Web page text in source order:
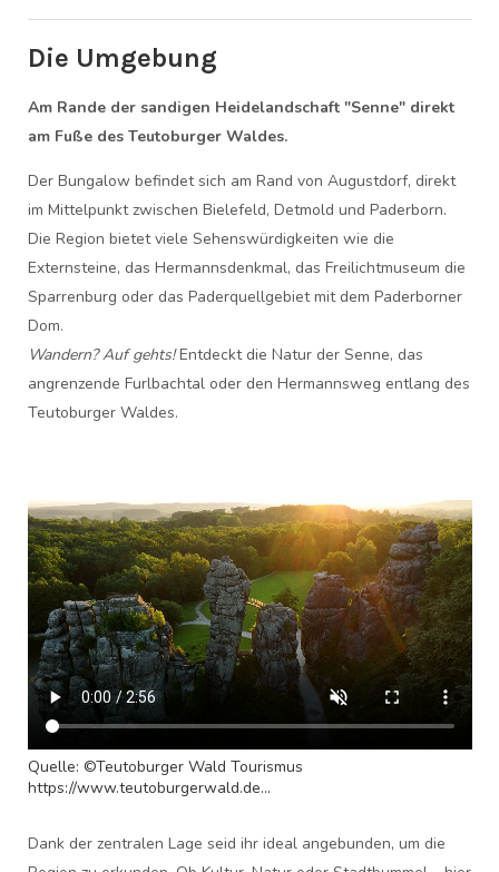
Die Umgebung
Am Rande der sandigen Heidelandschaft "Senne" direkt
am Fuße des Teutoburger Waldes.
Der Bungalow befindet sich am Rand von Augustdorf, direkt
im Mittelpunkt zwischen Bielefeld, Detmold und Paderborn.
Die Region bietet viele Sehenswürdigkeiten wie die
Externsteine, das Hermannsdenkmal, das Freilichtmuseum die
Sparrenburg oder das Paderquellgebiet mit dem Paderborner
Dom.
Wandern? Auf gehts!Entdeckt die Natur der Senne, das
angrenzende Furlbachtal oder den Hermannsweg entlang des
Teutoburger Waldes.
Quelle: ©Teutoburger Wald Tourismus
https://www.teutoburgerwald.de...
Dank der zentralen Lage seid ihr ideal angebunden, um die